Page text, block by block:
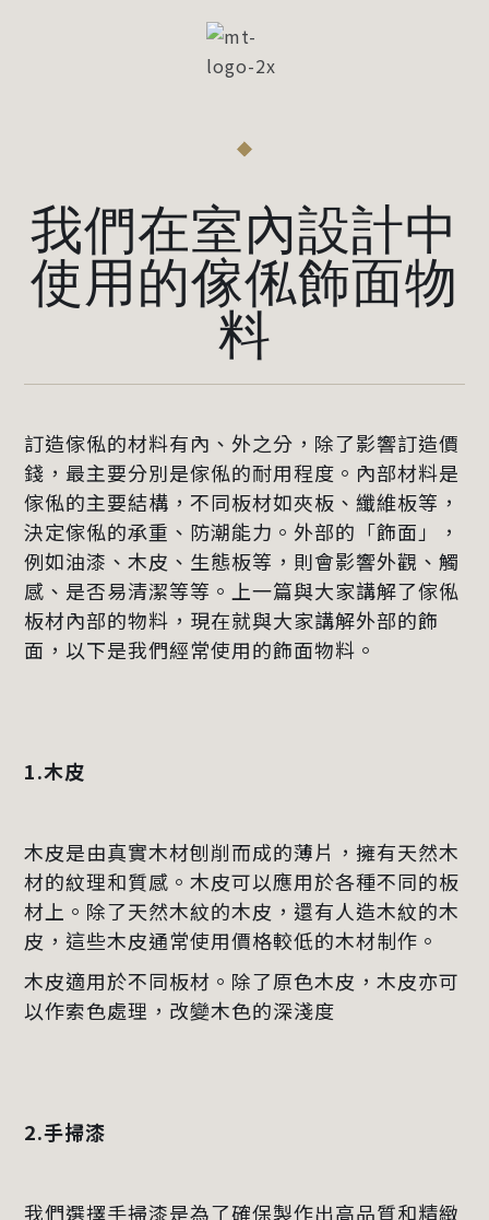
我們在室內設計中
使用的傢俬飾面物
料
訂造傢俬的材料有內、外之分，除了影響訂造價
錢，最主要分別是傢俬的耐用程度。內部材料是
傢俬的主要結構，不同板材如夾板、纖維板等，
決定傢俬的承重、防潮能力。外部的「飾面」，
例如油漆、木皮、生態板等，則會影響外觀、觸
感、是否易清潔等等。上一篇與大家講解了傢俬
板材內部的物料，現在就與大家講解外部的飾
面，以下是我們經常使用的飾面物料。
1.木皮
木皮是由真實木材刨削而成的薄片，擁有天然木
材的紋理和質感。木皮可以應用於各種不同的板
材上。除了天然木紋的木皮，還有人造木紋的木
皮，這些木皮通常使用價格較低的木材制作。
木皮適用於不同板材。除了原色木皮，木皮亦可
以作索色處理，改變木色的深淺度
2.手掃漆
我們選擇手掃漆是為了確保製作出高品質和精緻